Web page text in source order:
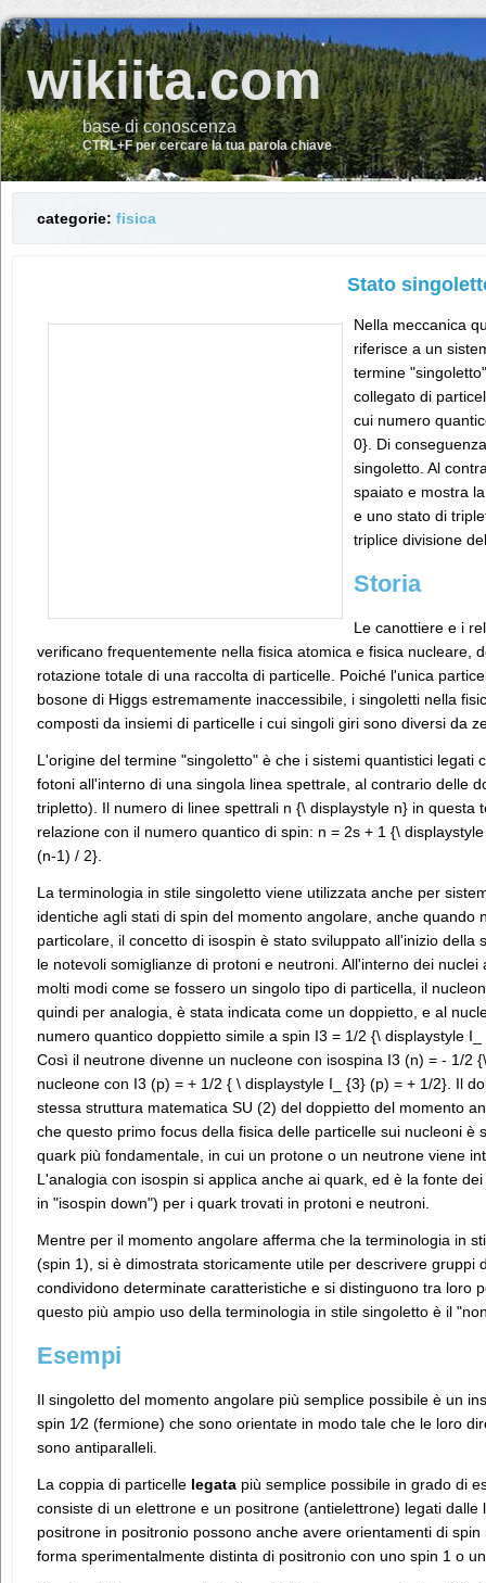
wikiita.com
base di conoscenza
CTRL+F per cercare la tua parola chiave
categorie: fisica
Stato
Nella meccanica
riferisce a un
termine
collegato di
cui numero
0}. Di
singoletto. Al
spaiato e mostra
e uno stato di
triplice divisione
Storia
Le canottiere e i
verificano frequentemente nella fisica atomica e fisica nucleare,
rotazione totale di una raccolta di particelle. Poiché l'unica
bosone di Higgs estremamente inaccessibile, i singoletti nella
composti da insiemi di particelle i cui singoli giri sono diversi da
L'origine del termine "singoletto" è che i sistemi quantistici
fotoni all'interno di una singola linea spettrale, al contrario delle
tripletto). Il numero di linee spettrali n {\ displaystyle n} in questa
relazione con il numero quantico di spin: n = 2s + 1 {\
(n-1) / 2}.
La terminologia in stile singoletto viene utilizzata anche per
identiche agli stati di spin del momento angolare, anche quando
particolare, il concetto di isospin è stato sviluppato all'inizio
le notevoli somiglianze di protoni e neutroni. All'interno dei
molti modi come se fossero un singolo tipo di particella, il
quindi per analogia, è stata indicata come un doppietto, e al
numero quantico doppietto simile a spin I3 = 1/2 {\ displaystyle
Così il neutrone divenne un nucleone con isospina I3 (n) = - 1/2
nucleone con I3 (p) = + 1/2 { \ displaystyle I_ {3} (p) = + 1/2}. Il
stessa struttura matematica SU (2) del doppietto del momento
che questo primo focus della fisica delle particelle sui nucleoni è
quark più fondamentale, in cui un protone o un neutrone viene
L'analogia con isospin si applica anche ai quark, ed è la fonte
in "isospin down") per i quark trovati in protoni e neutroni.
Mentre per il momento angolare afferma che la terminologia in
(spin 1), si è dimostrata storicamente utile per descrivere gruppi
condividono determinate caratteristiche e si distinguono tra loro
questo più ampio uso della terminologia in stile singoletto è il
Esempi
Il singoletto del momento angolare più semplice possibile è un
spin 1⁄2 (fermione) che sono orientate in modo tale che le loro
sono antiparalleli.
La coppia di particelle legata più semplice possibile in grado di
consiste di un elettrone e un positrone (antielettrone) legati
positrone in positronio possono anche avere orientamenti di
forma sperimentalmente distinta di positronio con uno spin 1 o